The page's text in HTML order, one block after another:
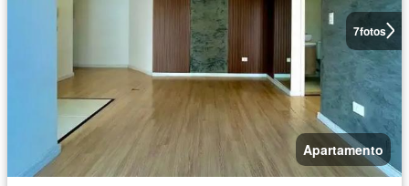
7fotos
Apartamento